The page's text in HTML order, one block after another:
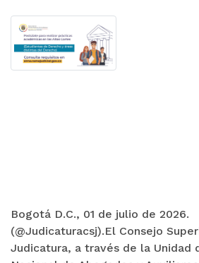
Bogotá D.C., 01 de julio de 2026.
(@Judicaturacsj).El Consejo
Judicatura, a través de la Unidad